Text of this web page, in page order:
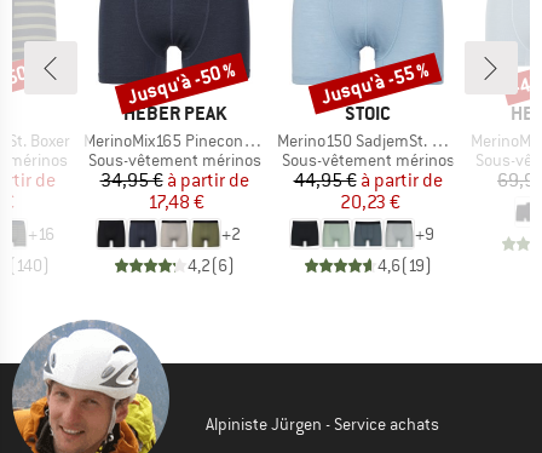
Boxer
mérinos
réduit
de
+16
(140)
%
MARQUE
HEBER PEAK
Article
MerinoMix165 PineconeHe. Boxer
Product group
Sous-vêtement mérinos
Prix
34,95 € Prix réduit
à partir de
17,48 €
+2
4,2(6)
Remise
Jusqu'à -50 %
MARQUE
STOIC
Article
Merino150 SadjemSt. Boxer
Product group
Sous-vêtement mérinos
Prix
44,95 € Prix réduit
à partir de
20,23 €
+9
4,6(19)
Remise
Jusqu'à -55 %
Article
MerinoMix165
Product
Sous-
-
Alpiniste Jürgen - Service achats